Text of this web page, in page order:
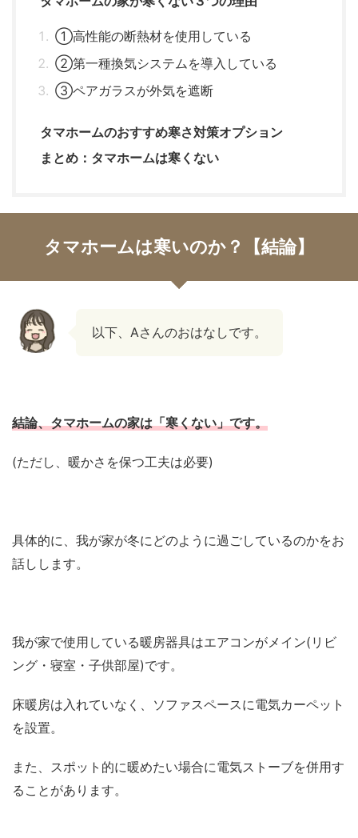
①高性能の断熱材を使用している
②第一種換気システムを導入している
③ペアガラスが外気を遮断
タマホームのおすすめ寒さ対策オプション
まとめ：タマホームは寒くない
タマホームは寒いのか？【結論】
以下、Aさんのおはなしです。
結論、タマホームの家は「寒くない」です。
(ただし、暖かさを保つ工夫は必要)
具体的に、我が家が冬にどのように過ごしているのかをお
話しします。
我が家で使用している暖房器具はエアコンがメイン(リビ
ング・寝室・子供部屋)です。
床暖房は入れていなく、ソファスペースに電気カーペット
を設置。
また、スポット的に暖めたい場合に電気ストーブを併用す
ることがあります。